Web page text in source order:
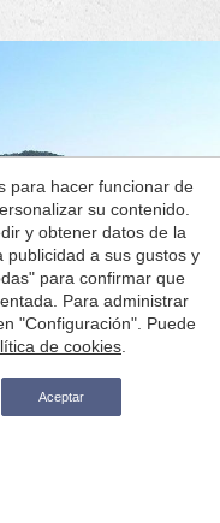
y la
Brava
para hacer funcionar de
su contenido.
y obtener datos de la
publicidad a sus gustos y
para confirmar que
Para administrar
"Configuración". Puede
de cookies.
Aceptar
todas